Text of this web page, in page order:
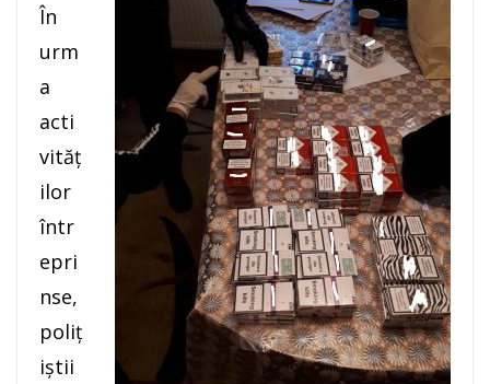
În
urm
a
acti
vităţ
ilor
într
epri
nse,
poliţ
iştii